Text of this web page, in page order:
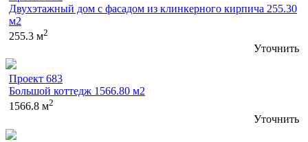
Двухэтажный дом с фасадом из клинкерного кирпича 255.30
м2
255.3 м2
Уточнить
Проект 683
Большой коттедж 1566.80 м2
1566.8 м2
Уточнить